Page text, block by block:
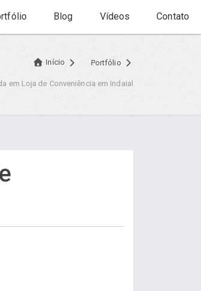
Blog Vídeos Contato
Início Portfólio
em Loja de Conveniência em Indaial